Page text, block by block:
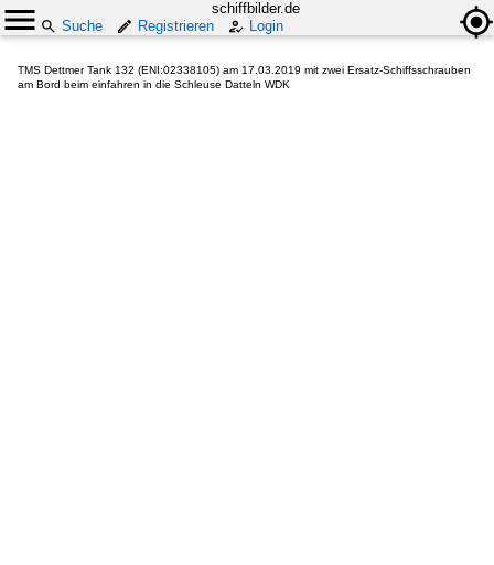
schiffbilder.de
Suche
Registrieren Login
TMS Dettmer Tank 132 (ENI:02338105) am 17.03.2019 mit zwei Ersatz-Schiffsschrauben
am Bord beim einfahren in die Schleuse Datteln WDK